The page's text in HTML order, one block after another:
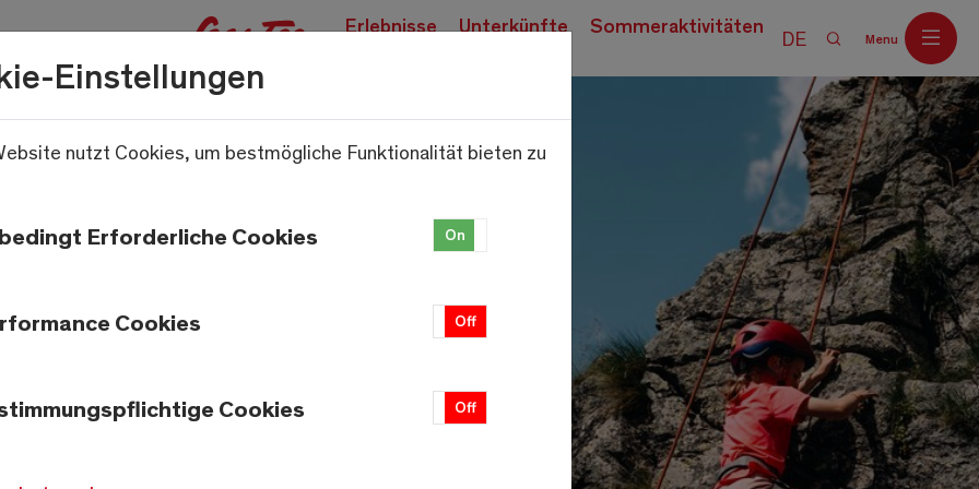
Erlebnisse
Unterkünfte Sommeraktivitäten DE Menu
Einstellungen
nutzt Cookies, um bestmögliche Funktionalität bieten zu
Erforderliche Cookies On
Cookies Off
Cookies Off